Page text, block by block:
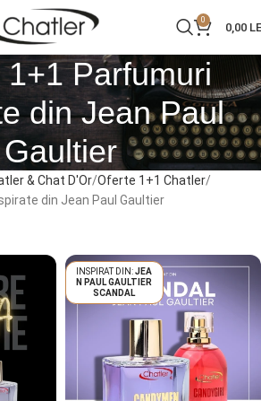
0
0,00
1+1 Parfumuri
din Jean Paul
Gaultier
& Chat D'Or Oferte 1+1 Chatler
din Jean Paul Gaultier
JEA
N PAUL GAULTIER
SCANDAL